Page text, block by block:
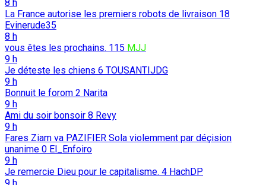
8 h
La France autorise les premiers robots de livraison 18
Evinerude35
8 h
vous êtes les prochains. 115 MJJ
9 h
Je déteste les chiens 6 TOUSANTIJDG
9 h
Bonnuit le forom 2 Narita
9 h
Ami du soir bonsoir 8 Revy
9 h
Fares Ziam va PAZIFIER Sola violemment par déçision
unanime 0 El_Enfoiro
9 h
Je remercie Dieu pour le capitalisme. 4 HachDP